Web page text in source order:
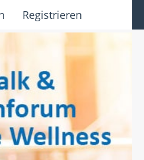
Registrieren